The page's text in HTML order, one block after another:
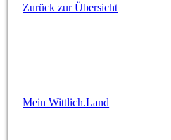
Zurück zur Übersicht
Mein Wittlich.Land